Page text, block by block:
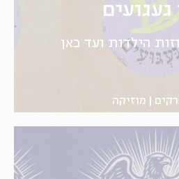
געגועים
הילדות ועד כאן
מוזיקה